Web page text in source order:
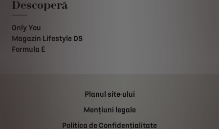
Descoperă
Only You
Magazin Lifestyle DS
Formula E
Planul site-ului
Mențiuni legale
Politica de Confidențialitate